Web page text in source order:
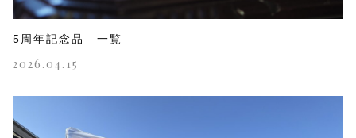
5周年記念品 一覧
2026.04.15